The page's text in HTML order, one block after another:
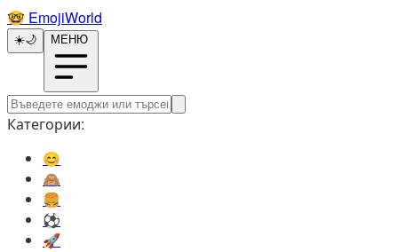
🤓️ EmojiWorld
☀️🌙 МЕНЮ
Категории:
😊️
🙈️
🍔️
⚽️
🚀️